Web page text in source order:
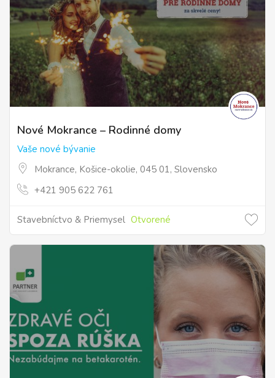
Nové Mokrance – Rodinné domy
Vaše nové bývanie
Mokrance, Košice-okolie, 045 01, Slovensko
+421 905 622 761
Stavebníctvo & Priemysel Otvorené